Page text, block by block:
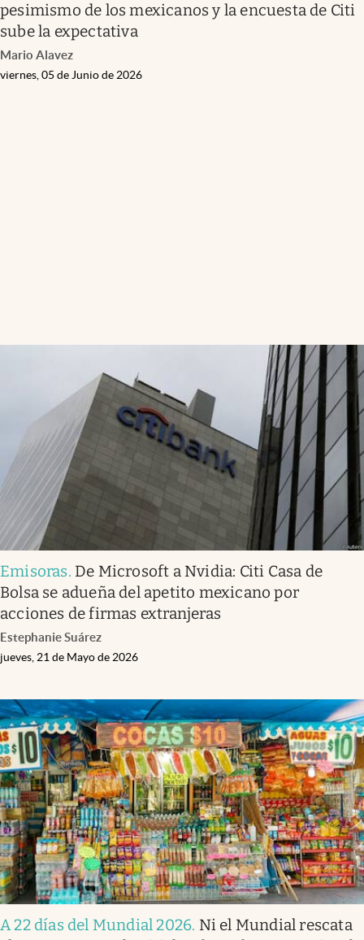
pesimismo de los mexicanos y la encuesta de Citi
sube la expectativa
Mario Alavez
viernes, 05 de Junio de 2026
Emisoras. De Microsoft a Nvidia: Citi Casa de
Bolsa se adueña del apetito mexicano por
acciones de firmas extranjeras
Estephanie Suárez
jueves, 21 de Mayo de 2026
A 22 días del Mundial 2026. Ni el Mundial rescata